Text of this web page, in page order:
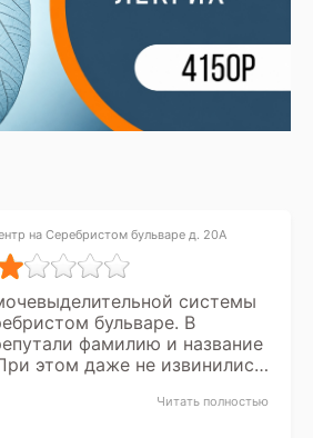
диагноза и разработки
на основе всех
включая заключение
на Серебристом бульваре д. 20А
системы
бульваре. В
фамилию и название
этом даже не извинились,
А мне не 20 лет,
Читать полностью